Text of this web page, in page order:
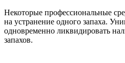
Некоторые профессиональные
на устранение одного запаха.
одновременно ликвидировать
запахов.